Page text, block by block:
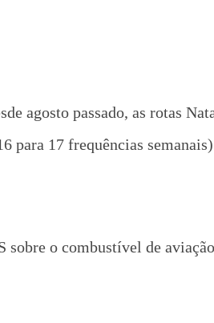
agosto passado, as rotas
para 17 frequências
sobre o combustível de